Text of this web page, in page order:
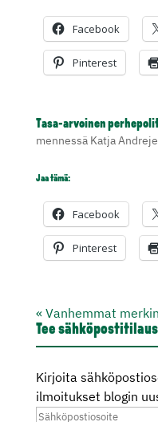
Facebook
Pinterest
Tasa-arvoinen
mennessä Katja
Jaa tämä:
Facebook
Pinterest
« Vanhemmat
Tee
Kirjoita
ilmoitukset blogin
Sähköpostiosoite